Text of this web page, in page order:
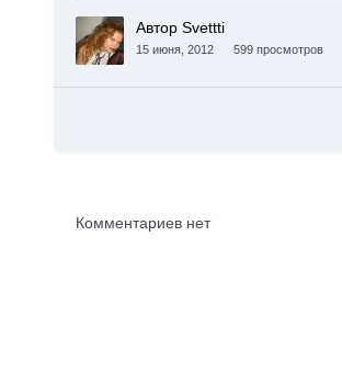
Автор Svettti
15 июня, 2012 599 просмотров
Комментариев нет